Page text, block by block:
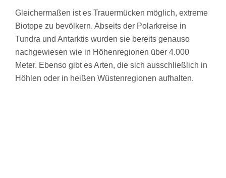
Gleichermaßen ist es Trauermücken möglich, extreme
Biotope zu bevölkern. Abseits der Polarkreise in
Tundra und Antarktis wurden sie bereits genauso
nachgewiesen wie in Höhenregionen über 4.000
Meter. Ebenso gibt es Arten, die sich ausschließlich in
Höhlen oder in heißen Wüstenregionen aufhalten.